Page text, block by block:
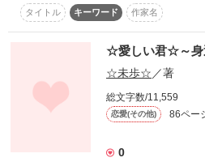
あー。わたしって本当に恋愛不適合
start▷2019.11.19
emd▷2019.11.19
タイトル
キーワード 作家名
☆愛しい君☆～身
☆未歩☆ ／著
総文字数/11,559
恋愛(その他) 86ペー
0